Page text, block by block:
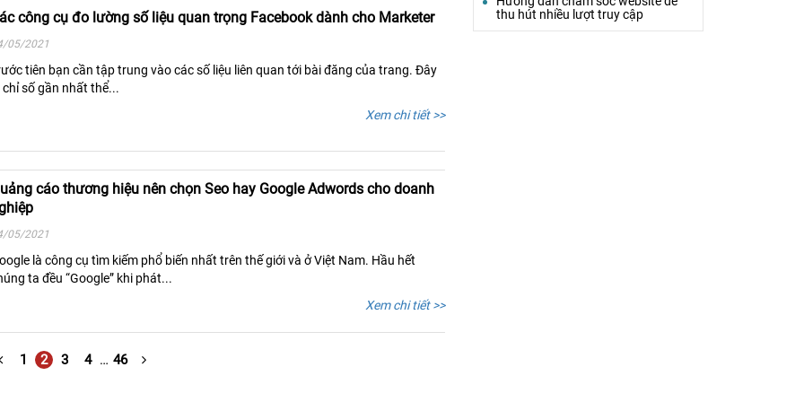
công cụ đo lường số liệu quan trọng Facebook dành cho Marketer
05/2021
tiên bạn cần tập trung vào các số liệu liên quan tới bài đăng của trang. Đây
chỉ số gần nhất thể...
Xem chi tiết >>
cáo thương hiệu nên chọn Seo hay Google Adwords cho doanh
05/2021
là công cụ tìm kiếm phổ biến nhất trên thế giới và ở Việt Nam. Hầu hết
ta đều “Google” khi phát...
Xem chi tiết >>
1 2 3 4 … 46
thu hút nhiều lượt truy cập